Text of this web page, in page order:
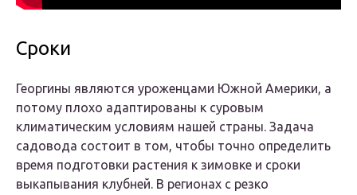
Сроки
Георгины являются уроженцами Южной Америки, а
потому плохо адаптированы к суровым
климатическим условиям нашей страны. Задача
садовода состоит в том, чтобы точно определить
время подготовки растения к зимовке и сроки
выкапывания клубней. В регионах с резко